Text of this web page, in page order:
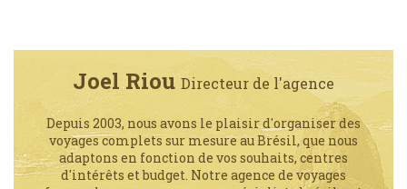
Joel Riou Directeur de l'agence
Depuis 2003, nous avons le plaisir d'organiser des
voyages complets sur mesure au Brésil, que nous
adaptons en fonction de vos souhaits, centres
d'intérêts et budget. Notre agence de voyages